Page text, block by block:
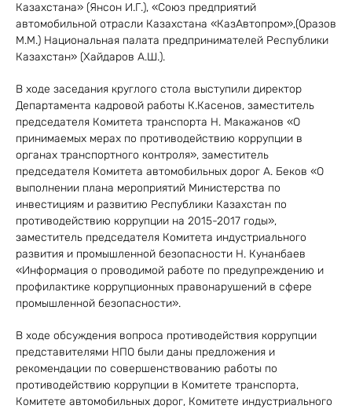
Казахстана» (Янсон И.Г.), «Союз предприятий
автомобильной отрасли Казахстана «КазАвтопром»,(Оразов
М.М.) Национальная палата предпринимателей Республики
Казахстан» (Хайдаров А.Ш.).
В ходе заседания круглого стола выступили директор
Департамента кадровой работы К.Касенов, заместитель
председателя Комитета транспорта Н. Макажанов «О
принимаемых мерах по противодействию коррупции в
органах транспортного контроля», заместитель
председателя Комитета автомобильных дорог А. Беков «О
выполнении плана мероприятий Министерства по
инвестициям и развитию Республики Казахстан по
противодействию коррупции на 2015-2017 годы»,
заместитель председателя Комитета индустриального
развития и промышленной безопасности Н. Кунанбаев
«Информация о проводимой работе по предупреждению и
профилактике коррупционных правонарушений в сфере
промышленной безопасности».
В ходе обсуждения вопроса противодействия коррупции
представителями НПО были даны предложения и
рекомендации по совершенствованию работы по
противодействию коррупции в Комитете транспорта,
Комитете автомобильных дорог, Комитете индустриального